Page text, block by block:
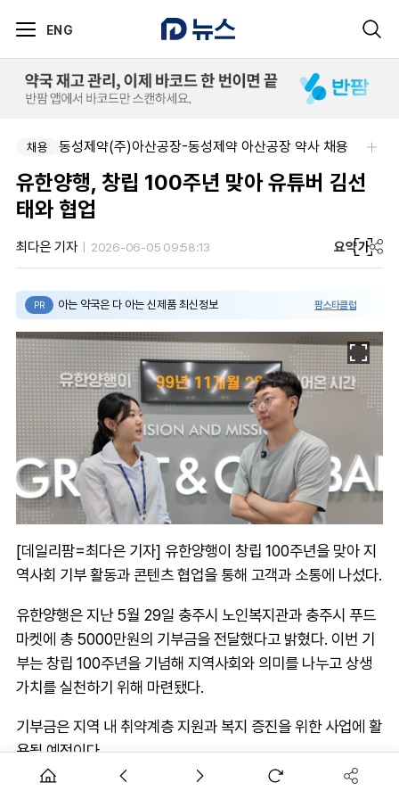
ENG
채용 동성제약(주)아산공장-동성제약 아산공장 약사 채용
유한양행, 창립 100주년 맞아 유튜버 김선
태와 협업
최다은 기자 2026-06-05 09:58:13 요약가
PR 아는 약국은 다 아는 신제품 최신정보 팜스타클럽
[데일리팜=최다은 기자] 유한양행이 창립 100주년을 맞아 지
역사회 기부 활동과 콘텐츠 협업을 통해 고객과 소통에 나섰다.
유한양행은 지난 5월 29일 충주시 노인복지관과 충주시 푸드
마켓에 총 5000만원의 기부금을 전달했다고 밝혔다. 이번 기
부는 창립 100주년을 기념해 지역사회와 의미를 나누고 상생
가치를 실천하기 위해 마련됐다.
기부금은 지역 내 취약계층 지원과 복지 증진을 위한 사업에 활
용될 예정이다.
유한양행은 창립 100주년을 기념한 콘텐츠 협업도 진행했다.